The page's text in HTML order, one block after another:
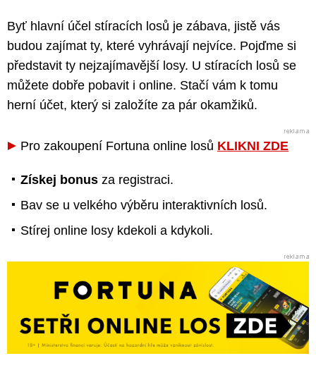
Byť hlavní účel stíracích losů je zábava, jistě vás
budou zajímat ty, které vyhrávají nejvíce. Pojďme si
představit ty nejzajímavější losy. U stíracích losů se
můžete dobře pobavit i online. Stačí vám k tomu
herní účet, který si založíte za pár okamžiků.
Pro zakoupení Fortuna online losů KLIKNI ZDE
Získej bonus za registraci.
Bav se u velkého výběru interaktivních losů.
Stírej online losy kdekoli a kdykoli.